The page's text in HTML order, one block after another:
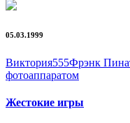
05.03.1999
Виктория555Фрэнк
фотоаппаратом
Жестокие игры